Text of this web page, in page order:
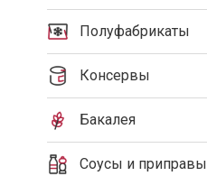
Полуфабрикаты
Консервы
Бакалея
Соусы и приправы